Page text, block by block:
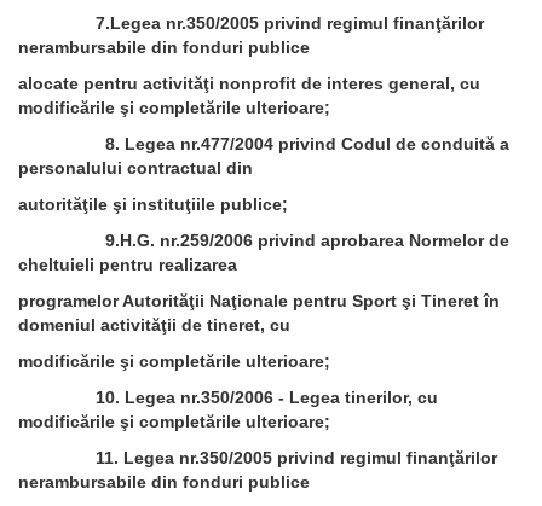
7.Legea nr.350/2005 privind regimul finanţărilor
nerambursabile din fonduri publice
alocate pentru activităţi nonprofit de interes general, cu
modificările şi completările ulterioare;
8. Legea nr.477/2004 privind Codul de conduită a
personalului contractual din
autorităţile şi instituţiile publice;
9.H.G. nr.259/2006 privind aprobarea Normelor de
cheltuieli pentru realizarea
programelor Autorităţii Naţionale pentru Sport şi Tineret în
domeniul activităţii de tineret, cu
modificările şi completările ulterioare;
10. Legea nr.350/2006 - Legea tinerilor, cu
modificările şi completările ulterioare;
11. Legea nr.350/2005 privind regimul finanţărilor
nerambursabile din fonduri publice